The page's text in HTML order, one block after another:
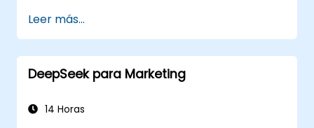
DeepSeek.
Utilizar IA para resumir informes extensos
y convertirlos en diapositivas listas para
presentar.
lograr presentaciones dinámicas y ágiles.
Leer más...
DeepSeek para Marketing
14 Horas